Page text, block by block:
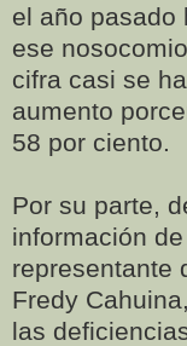
el año pasado
ese
cifra casi se
aumento
58 por ciento.
Por su parte,
información
representante
Fredy
las